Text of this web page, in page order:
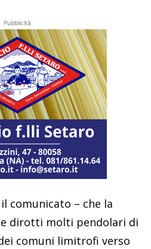
Pubblicità
comunicato – che la
dirotti molti pendolari di
comuni limitrofi verso